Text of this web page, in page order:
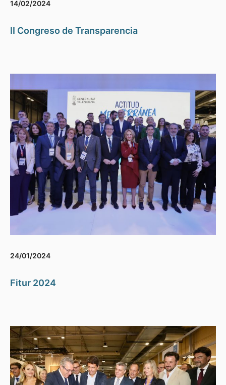
14/02/2024
II Congreso de Transparencia
24/01/2024
Fitur 2024